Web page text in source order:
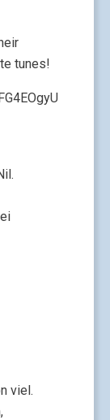
tunes!
viel.